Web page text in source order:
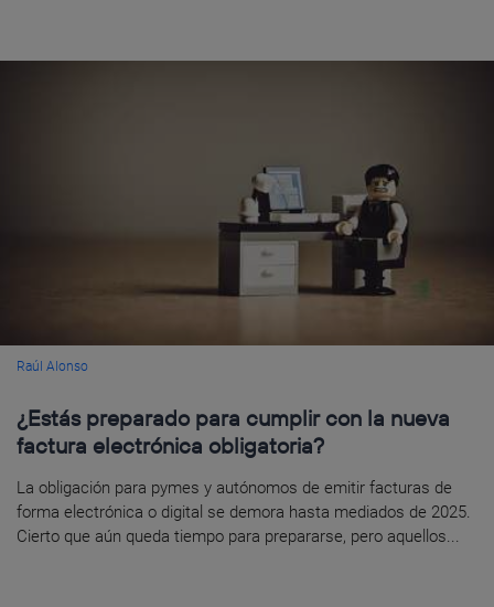
Raúl Alonso
¿Estás preparado para cumplir con la nueva
factura electrónica obligatoria?
La obligación para pymes y autónomos de emitir facturas de
forma electrónica o digital se demora hasta mediados de 2025.
Cierto que aún queda tiempo para prepararse, pero aquellos...